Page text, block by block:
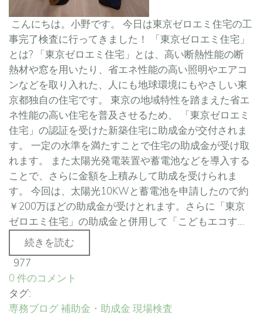
こんにちは。小野です。 今日は東京ゼロエミ住宅の工
事完了検査に行ってきました！ 「東京ゼロエミ住宅」
とは? 「東京ゼロエミ住宅」とは、高い断熱性能の断
熱材や窓を用いたり、省エネ性能の高い照明やエアコ
ンなどを取り入れた、人にも地球環境にもやさしい東
京都独自の住宅です。 東京の地域特性を踏まえた省エ
ネ性能の高い住宅を普及させるため、 「東京ゼロエミ
住宅」の認証を受けた新築住宅に助成金が交付されま
す。 一定の水準を満たすことで住宅の助成金が受け取
れます。 また太陽光発電装置や蓄電池などを導入する
ことで、さらに金額を上積みして助成を受けられま
す。 今回は、太陽光10KWと蓄電池を申請したので約
￥200万ほどの助成金が受けとれます。さらに「東京
ゼロエミ住宅」の助成金と併用して「こどもエコす...
続きを読む
977
0 件のコメント
タグ:
専務ブログ補助金・助成金 現場検査